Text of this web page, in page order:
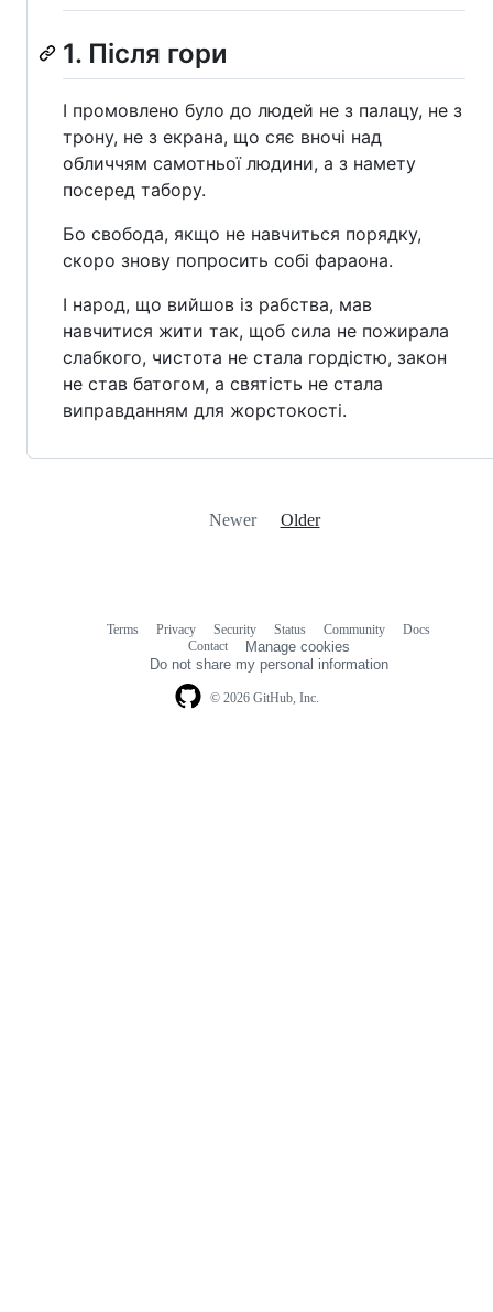
1. Після гори
І промовлено було до людей не з палацу, не з
трону, не з екрана, що сяє вночі над
обличчям самотньої людини, а з намету
посеред табору.
Бо свобода, якщо не навчиться порядку,
скоро знову попросить собі фараона.
І народ, що вийшов із рабства, мав
навчитися жити так, щоб сила не пожирала
слабкого, чистота не стала гордістю, закон
не став батогом, а святість не стала
виправданням для жорстокості.
Newer Older
© 2026 GitHub, Inc.
Terms Privacy Security Status Community
Docs
Contact
Manage cookies
Do not share my personal information